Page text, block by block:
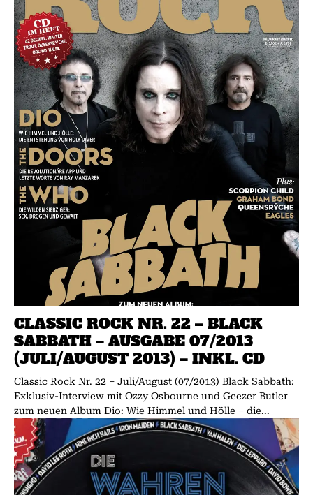
CLASSIC ROCK NR. 22 – BLACK
SABBATH – AUSGABE 07/2013
(JULI/AUGUST 2013) – INKL. CD
Classic Rock Nr. 22 – Juli/August (07/2013) Black Sabbath:
Exklusiv-Interview mit Ozzy Osbourne und Geezer Butler
zum neuen Album Dio: Wie Himmel und Hölle – die...